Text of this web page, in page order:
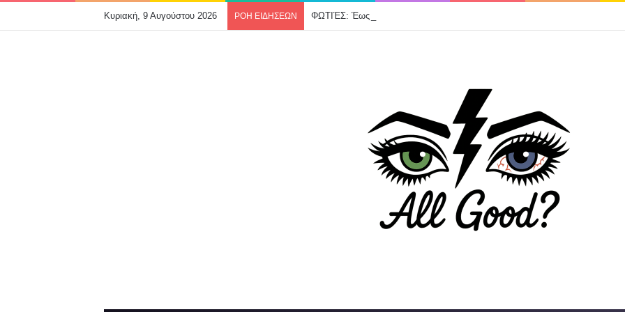
Κυριακή, 9 Αυγούστου 2026 ΡΟΗ ΕΙΔΗΣΕΩΝ ΦΩΤΙΈΣ: Έως τώρα 325 ΑΥΤΟΨΙΕΣ – 118 ΣΠΙΤΙΑ «ΚΟΚΚΙΝΑ»